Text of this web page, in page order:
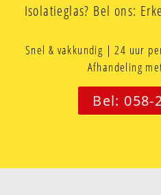
Isolatieglas? Bel ons:
Snel & vakkundig | 24 uur
Afhandeling
Bel: 058-